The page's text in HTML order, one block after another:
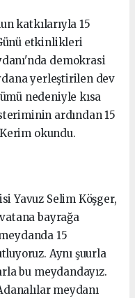
katkılarıyla 15
etkinlikleri
demokrasi
yerleştirilen dev
nedeniyle kısa
ardından 15
okundu.
Yavuz Selim Köşger,
bayrağa
15
Aynı şuurla
bu meydandayız.
meydanı